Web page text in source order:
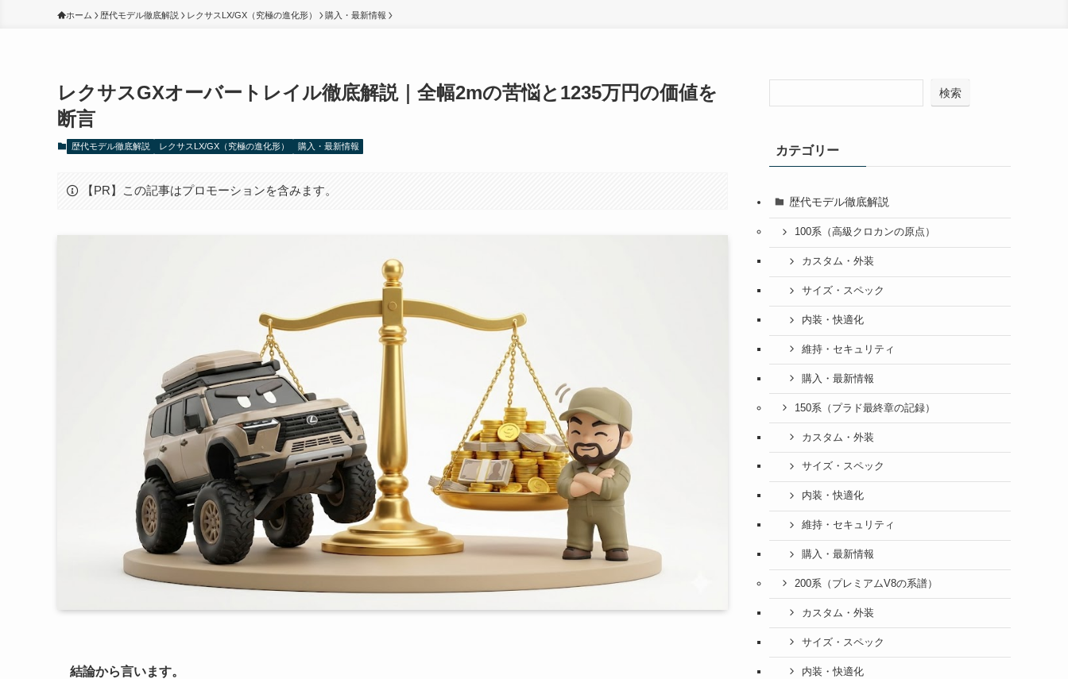
ホーム 歴代モデル徹底解説 レクサスLX/GX（究極の進化形） 購入・最新情報
レクサスGXオーバートレイル徹底解説｜全幅2mの苦悩と1235万円の価値を
断言
歴代モデル徹底解説 レクサスLX/GX（究極の進化形） 購入・最新情報
【PR】この記事はプロモーションを含みます。
結論から言います。
検索
カテゴリー
歴代モデル徹底解説
100系（高級クロカンの原点）
カスタム・外装
サイズ・スペック
内装・快適化
維持・セキュリティ
購入・最新情報
150系（プラド最終章の記録）
カスタム・外装
サイズ・スペック
内装・快適化
維持・セキュリティ
購入・最新情報
200系（プレミアムV8の系譜）
カスタム・外装
サイズ・スペック
内装・快適化